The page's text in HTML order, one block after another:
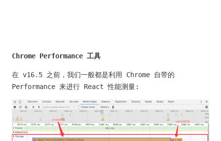
Chrome Performance 工具
在 v16.5 之前，我们一般都是利用 Chrome 自带的
Performance 来进行 React 性能测量: